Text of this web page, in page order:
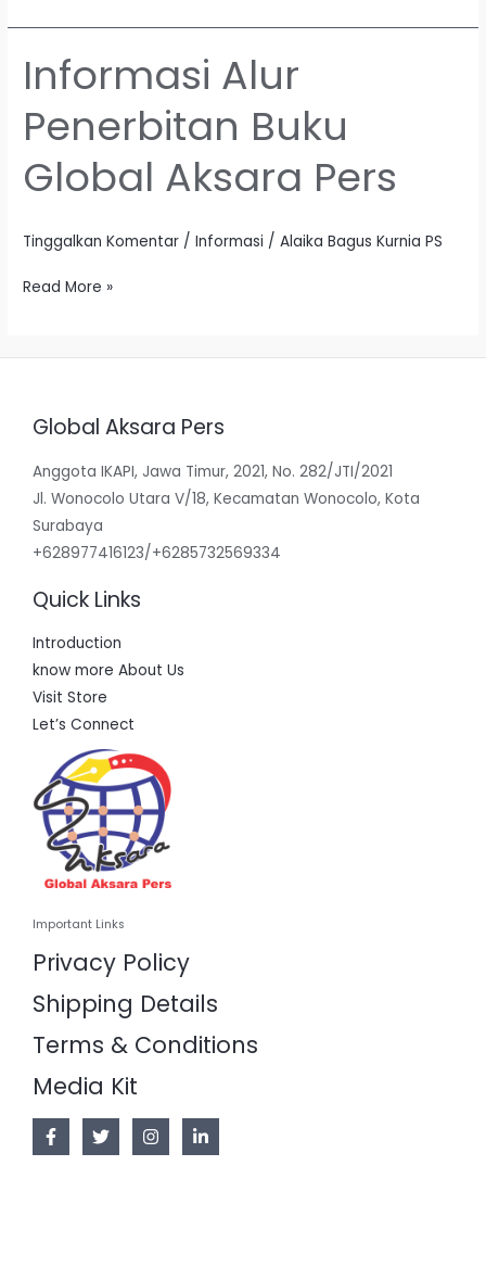
Informasi Alur
Penerbitan Buku
Global Aksara Pers
Tinggalkan Komentar /Informasi /Alaika Bagus Kurnia PS
Informasi
Alur
Penerbitan
Buku
Global
Aksara
Read More »
Global Aksara Pers
Anggota IKAPI, Jawa Timur, 2021, No. 282/JTI/2021
Jl. Wonocolo Utara V/18, Kecamatan Wonocolo, Kota
Surabaya
+628977416123/+6285732569334
Quick Links
Introduction
know more About Us
Visit Store
Let’s Connect
Important Links
Privacy Policy
Shipping Details
Terms & Conditions
Media Kit